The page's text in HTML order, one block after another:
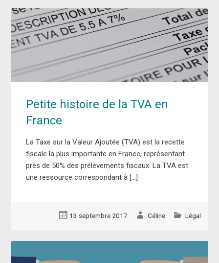
Petite histoire de la TVA en
France
La Taxe sur la Valeur Ajoutée (TVA) est la recette
fiscale la plus importante en France, représentant
près de 50% des prélèvements fiscaux. La TVA est
une ressource correspondant à […]
13 septembre 2017 Céline Légal